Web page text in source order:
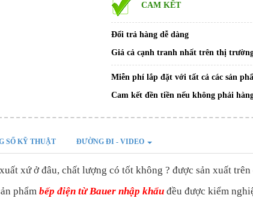
CAM KẾT
Đổi trả hàng dễ dàng
Giá cả cạnh tranh nhất trên thị
Miễn phí lắp đặt với tất cả các sản
Cam kết đền tiền nếu không phải
SỐ KỸ THUẬT ĐƯỜNG ĐI - VIDEO
xứ ở đâu, chất lượng có tốt không ? được sản xuất
phẩm bếp điện từ Bauer nhập khẩu đều được kiểm